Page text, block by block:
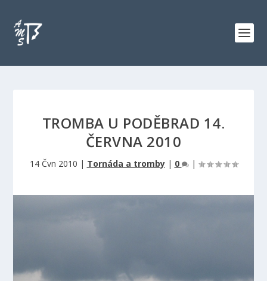
TROMBA U PODĚBRAD 14.
ČERVNA 2010
14 Čvn 2010 | Tornáda a tromby| 0 |